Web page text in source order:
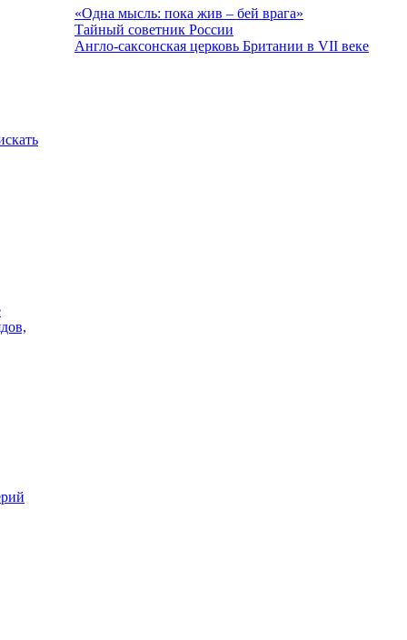
«Одна мысль: пока жив – бей врага»
Тайный советник России
Англо-саксонская церковь Британии в VII веке